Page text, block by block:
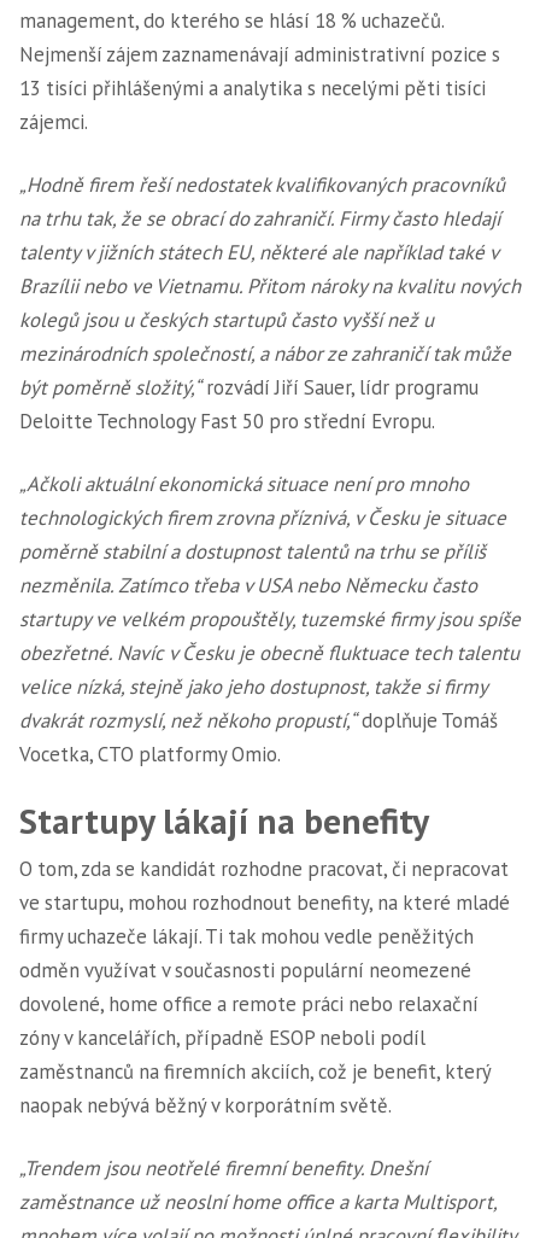
management, do kterého se hlásí 18 % uchazečů.
Nejmenší zájem zaznamenávají administrativní pozice s
13 tisíci přihlášenými a analytika s necelými pěti tisíci
zájemci.
„Hodně firem řeší nedostatek kvalifikovaných pracovníků
na trhu tak, že se obrací do zahraničí. Firmy často hledají
talenty v jižních státech EU, některé ale například také v
Brazílii nebo ve Vietnamu. Přitom nároky na kvalitu nových
kolegů jsou u českých startupů často vyšší než u
mezinárodních společností, a nábor ze zahraničí tak může
být poměrně složitý,“rozvádí Jiří Sauer, lídr programu
Deloitte Technology Fast 50 pro střední Evropu.
„Ačkoli aktuální ekonomická situace není pro mnoho
technologických firem zrovna příznivá, v Česku je situace
poměrně stabilní a dostupnost talentů na trhu se příliš
nezměnila. Zatímco třeba v USA nebo Německu často
startupy ve velkém propouštěly, tuzemské firmy jsou spíše
obezřetné. Navíc v Česku je obecně fluktuace tech talentu
velice nízká, stejně jako jeho dostupnost, takže si firmy
dvakrát rozmyslí, než někoho propustí,“doplňuje Tomáš
Vocetka, CTO platformy Omio.
Startupy lákají na benefity
O tom, zda se kandidát rozhodne pracovat, či nepracovat
ve startupu, mohou rozhodnout benefity, na které mladé
firmy uchazeče lákají. Ti tak mohou vedle peněžitých
odměn využívat v současnosti populární neomezené
dovolené, home office a remote práci nebo relaxační
zóny v kancelářích, případně ESOP neboli podíl
zaměstnanců na firemních akciích, což je benefit, který
naopak nebývá běžný v korporátním světě.
„Trendem jsou neotřelé firemní benefity. Dnešní
zaměstnance už neoslní home office a karta Multisport,